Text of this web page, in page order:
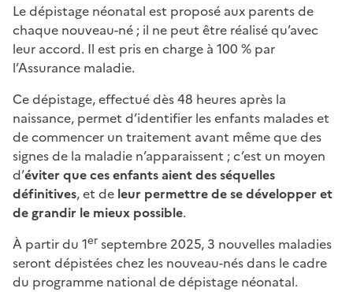
Le dépistage néonatal est proposé aux parents de
chaque nouveau-né ; il ne peut être réalisé qu’avec
leur accord. Il est pris en charge à 100 % par
l’Assurance maladie.
Ce dépistage, effectué dès 48 heures après la
naissance, permet d’identifier les enfants malades et
de commencer un traitement avant même que des
signes de la maladie n’apparaissent ; c’est un moyen
d’éviter que ces enfants aient des séquelles
définitives, et de leur permettre de se développer et
de grandir le mieux possible.
À partir du 1er septembre 2025, 3 nouvelles maladies
seront dépistées chez les nouveau-nés dans le cadre
du programme national de dépistage néonatal.